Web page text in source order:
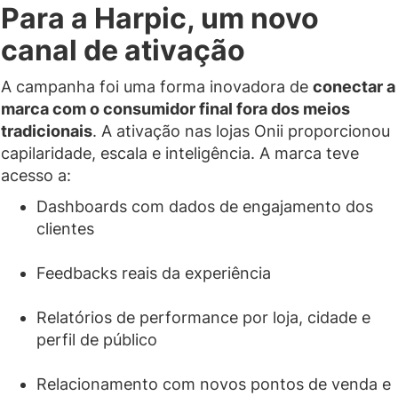
Para a Harpic, um novo
canal de ativação
A campanha foi uma forma inovadora de conectar a
marca com o consumidor final fora dos meios
tradicionais. A ativação nas lojas Onii proporcionou
capilaridade, escala e inteligência. A marca teve
acesso a:
Dashboards com dados de engajamento dos
clientes
Feedbacks reais da experiência
Relatórios de performance por loja, cidade e
perfil de público
Relacionamento com novos pontos de venda e